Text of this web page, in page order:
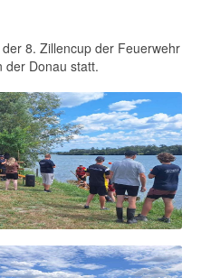
8. Zillencup der Feuerwehr
der Donau statt.